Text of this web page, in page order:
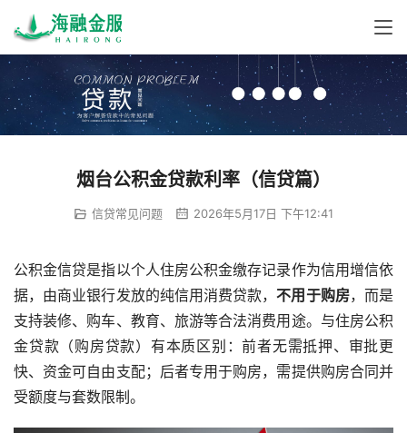
烟台公积金贷款利率（信贷篇）
信贷常见问题 2026年5月17日 下午12:41
公积金信贷是指以个人住房公积金缴存记录作为信用增信依
据，由商业银行发放的纯信用消费贷款，‌不用于购房‌，而是
支持装修、购车、教育、旅游等合法消费用途。与住房公积
金贷款（购房贷款）有本质区别：前者无需抵押、审批更
快、资金可自由支配；后者专用于购房，需提供购房合同并
受额度与套数限制。